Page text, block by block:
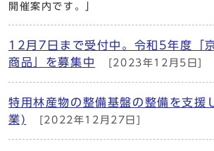
開催案内です。」
12月7日まで受付中。令和5年度「
商品」を募集中
[2023年12月5日]
特用林産物の整備基盤の整備を支援
業)
[2022年12月27日]